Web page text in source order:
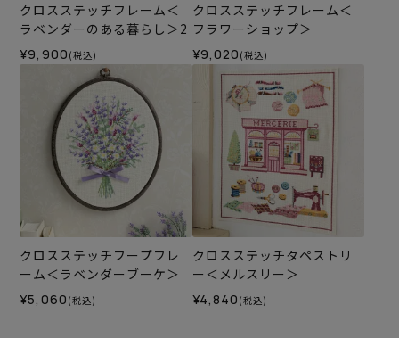
クロスステッチフレーム＜
ラベンダーのある暮らし＞2
¥9,900 (税込)
クロスステッチフレーム＜
フラワーショップ＞
¥9,020 (税込)
クロスステッチフープフレ
ーム＜ラベンダーブーケ＞
¥5,060 (税込)
クロスステッチタペストリ
ー＜メルスリー＞
¥4,840 (税込)